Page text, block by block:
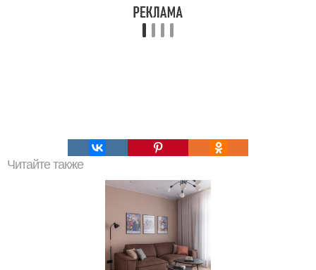
Читайте также